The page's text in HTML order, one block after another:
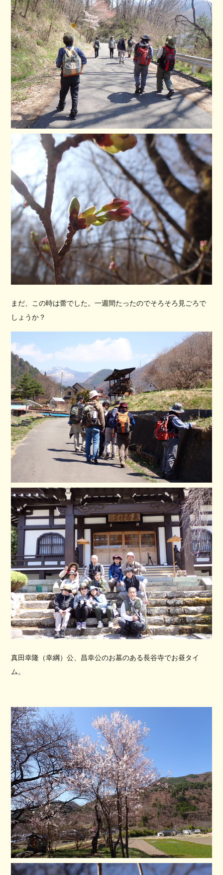
まだ、この時は蕾でした。一週間たったのでそろそろ見ごろで
しょうか？
真田幸隆（幸綱 ）公、昌幸公のお墓のある長谷寺でお昼タイ
ム。